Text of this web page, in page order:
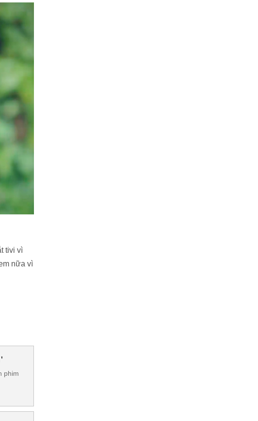
tivi vì
nữa vì
phim